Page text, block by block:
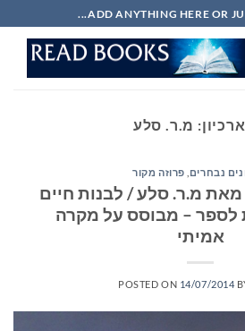
ADD ANYTHING HERE OR
מ.ר. סלע
נבחרים פרוזה מקור
מ.ר. סלע / לבנות חיים
לספר – מבוסס על מקרה
אמיתי
POSTED ON 14/07/2014